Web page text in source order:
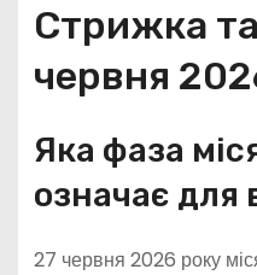
Стрижка
червня
Яка фаза
означає для
27 червня 2026 року